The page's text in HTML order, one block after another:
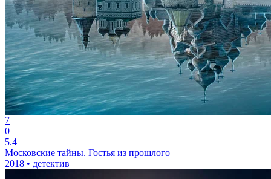
7
0
5.4
Московские тайны. Гостья из прошлого
2018 • детектив